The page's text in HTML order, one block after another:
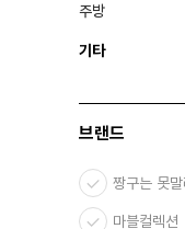
주방
기타
브랜드
짱구는 못말
마블컬렉션
마스코트 & 구미
[이웃